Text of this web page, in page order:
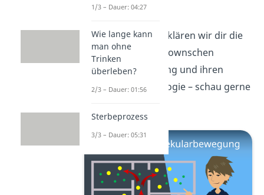
Fettsäuren ersetzt.
In diesem Video erklären wir dir die
Grundlagen der Brownschen
Molekularbewegung und ihren
Einfluss in der Biologie – schau gerne
1/3 – Dauer: 04:27
Wie lange kann
man ohne
Trinken
überleben?
2/3 – Dauer: 01:56
Sterbeprozess
3/3 – Dauer: 05:31